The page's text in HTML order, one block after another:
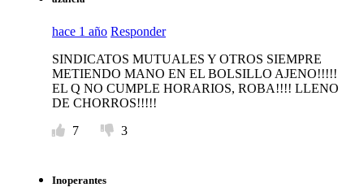
hace 1 año Responder
SINDICATOS MUTUALES Y OTROS SIEMPRE
METIENDO MANO EN EL BOLSILLO AJENO!!!!!
EL Q NO CUMPLE HORARIOS, ROBA!!!! LLENO
DE CHORROS!!!!!
7
3
Inoperantes